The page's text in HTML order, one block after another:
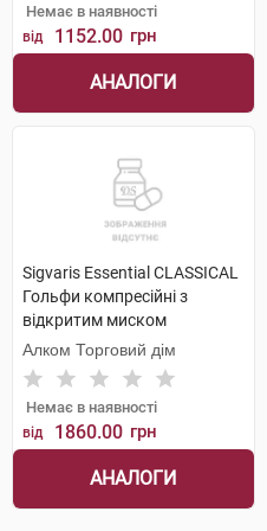
Немає в наявності
від 1152.00 грн
АНАЛОГИ
Sigvaris Essential CLASSICAL
Гольфи компресійні з
відкритим миском
компресія 2 medium long 1
пара
Алком Торговий дім
Немає в наявності
від 1860.00 грн
АНАЛОГИ